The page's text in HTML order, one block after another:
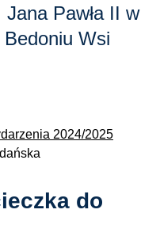
Jana Pawła II w
Bedoniu Wsi
2024/2025
do